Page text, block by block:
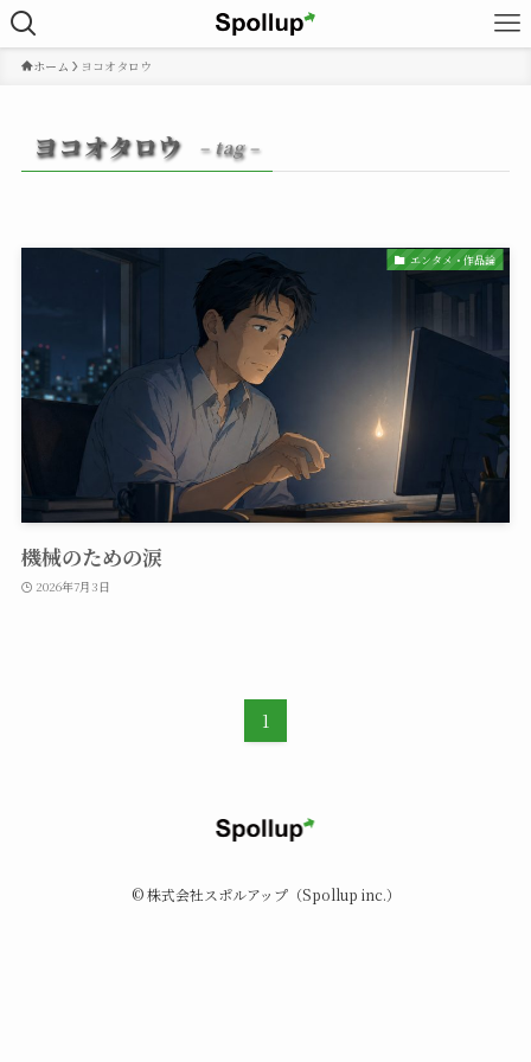
ホーム ヨコオタロウ
ヨコオタロウ – tag –
エンタメ・作品論
機械のための涙
2026年7月3日
1
©株式会社スポルアップ（Spollup inc.）